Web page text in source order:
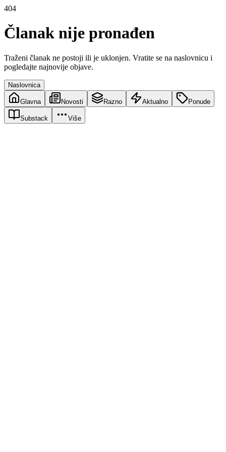
404
Članak nije pronađen
Traženi članak ne postoji ili je uklonjen. Vratite se na naslovnicu i
pogledajte najnovije objave.
Naslovnica
Glavna Novosti Razno Aktualno Ponude
Substack Više